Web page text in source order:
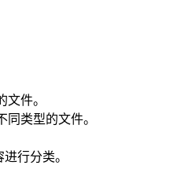
件。
类型的文件。
行分类。